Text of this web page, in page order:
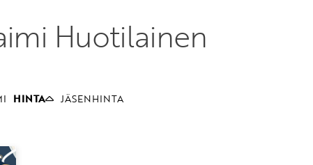
Huotilainen
HINTA JÄSENHINTA